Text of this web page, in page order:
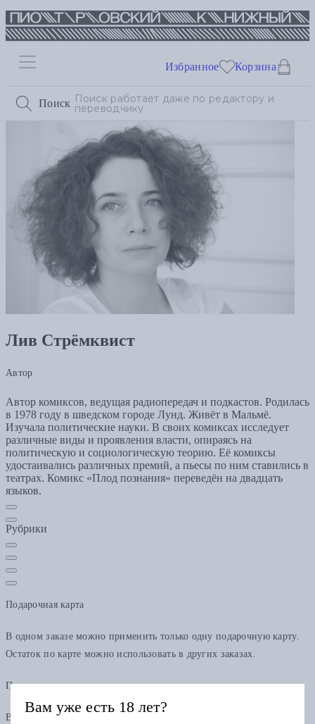
Поиск
Избранное Корзина
Лив Стрёмквист
Автор
Автор комиксов, ведущая радиопередач и подкастов. Родилась
в 1978 году в шведском городе Лунд. Живёт в Мальмё.
Изучала политические науки. В своих комиксах исследует
различные виды и проявления власти, опираясь на
политическую и социологическую теорию. Её комиксы
удостаивались различных премий, а пьесы по ним ставились в
театрах. Комикс «Плод познания» переведён на двадцать
языков.
Рубрики
Подарочная карта
В одном заказе можно применить только одну подарочную карту.
Остаток по карте можно использовать в других заказах.
Промокод
В одном заказе можно применить только один промокод
Вам уже есть 18 лет?